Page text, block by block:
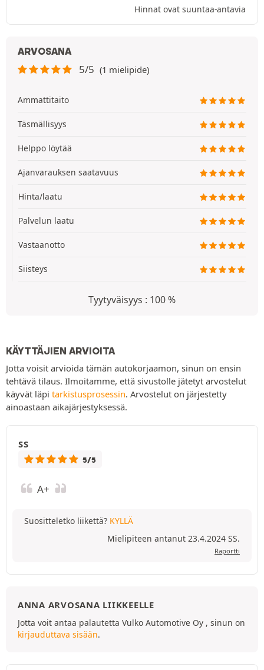
Hinnat ovat suuntaa-antavia
ARVOSANA
5/5 (1 mielipide)
Ammattitaito
Täsmällisyys
Helppo löytää
Ajanvarauksen saatavuus
Hinta/laatu
Palvelun laatu
Vastaanotto
Siisteys
Tyytyväisyys : 100 %
KÄYTTÄJIEN ARVIOITA
Jotta voisit arvioida tämän autokorjaamon, sinun on ensin
tehtävä tilaus. Ilmoitamme, että sivustolle jätetyt arvostelut
käyvät läpi tarkistusprosessin. Arvostelut on järjestetty
ainoastaan aikajärjestyksessä.
SS
5/5
A+
Suositteletko liikettä? KYLLÄ
Mielipiteen antanut 23.4.2024 SS.
Raportti
ANNA ARVOSANA LIIKKEELLE
Jotta voit antaa palautetta Vulko Automotive Oy , sinun on
kirjauduttava sisään.